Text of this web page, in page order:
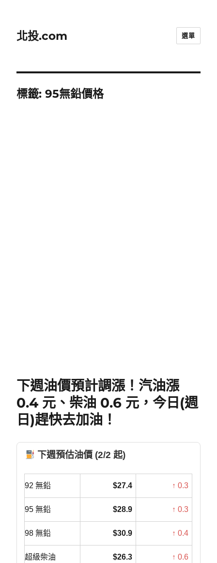
北投.com 選單
標籤:95無鉛價格
下週油價預計調漲！汽油漲
0.4 元、柴油 0.6 元，今日(週
日)趕快去加油！
下週預估油價 (2/2 起)
92 無鉛 $27.4 ↑ 0.3
95 無鉛 $28.9 ↑ 0.3
98 無鉛 $30.9 ↑ 0.4
超級柴油 $26.3 ↑ 0.6